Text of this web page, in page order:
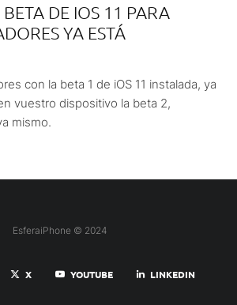
DE IOS 11 PARA
YA ESTÁ
con la beta 1 de iOS 11 instalada, ya
vuestro dispositivo la beta 2,
mismo.
EsferaiPhone © 2024
X YOUTUBE LINKEDIN